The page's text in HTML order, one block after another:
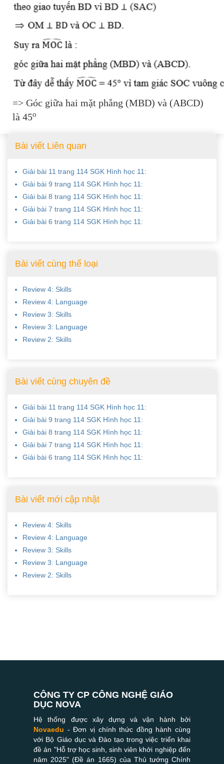
=> Góc giữa hai mặt phẳng (MBD) và (ABCD)
là 45o
Bài viết Liên quan
Giải bài 11 trang 114 SGK Hình học 11:
Giải bài 9 trang 114 SGK Hình học 11:
Giải bài 8 trang 114 SGK Hình học 11:
Giải bài 7 trang 114 SGK Hình học 11:
Giải bài 6 trang 114 SGK Hình học 11:
Bài viết cùng thể loại
Review 4: Skills
Review 4: Language
Review 3: Skills
Review 3: Language
Review 2: Skills
Bài viết cùng chuyên đề
Giải bài 11 trang 114 SGK Hình học 11:
Giải bài 9 trang 114 SGK Hình học 11:
Giải bài 8 trang 114 SGK Hình học 11:
Giải bài 7 trang 114 SGK Hình học 11:
Giải bài 6 trang 114 SGK Hình học 11:
Bài viết mới cập nhật
Review 4: Skills
Review 4: Language
Review 3: Skills
Review 3: Language
Review 2: Skills
CÔNG TY CP CÔNG NGHỆ GIÁO
DỤC NOVA
Hệ thống được xây dựng và vận hành bởi
Novaedu - Đơn vị chính thức đồng hành cùng
với Bộ Giáo dục và Đào tạo trong việc triển khai
đề án "Hỗ trợ học sinh, sinh viên khởi nghiệp đến
năm 2025" (Đề án 1665) của Thủ tướng Chính